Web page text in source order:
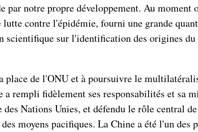
par notre propre développement. Au moment
lutte contre l'épidémie, fourni une grande
scientifique sur l'identification des origines
de l'ONU et à poursuivre le
rempli fidèlement ses responsabilités et sa
Nations Unies, et défendu le rôle central
moyens pacifiques. La Chine a été l'un des